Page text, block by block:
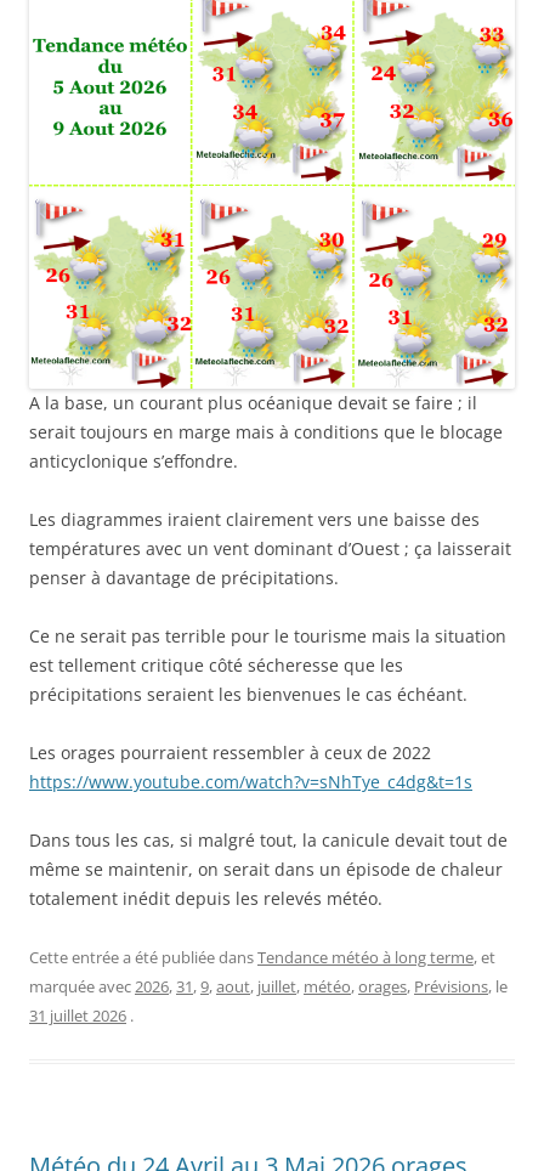
A la base, un courant plus océanique devait se faire ; il
serait toujours en marge mais à conditions que le blocage
anticyclonique s’effondre.
Les diagrammes iraient clairement vers une baisse des
températures avec un vent dominant d’Ouest ; ça laisserait
penser à davantage de précipitations.
Ce ne serait pas terrible pour le tourisme mais la situation
est tellement critique côté sécheresse que les
précipitations seraient les bienvenues le cas échéant.
Les orages pourraient ressembler à ceux de 2022
https://www.youtube.com/watch?v=sNhTye_c4dg&t=1s
Dans tous les cas, si malgré tout, la canicule devait tout de
même se maintenir, on serait dans un épisode de chaleur
totalement inédit depuis les relevés météo.
Cette entrée a été publiée dansTendance météo à long terme, et
marquée avec2026,31,9,aout, juillet, météo,orages, Prévisions, le
31 juillet 2026 .